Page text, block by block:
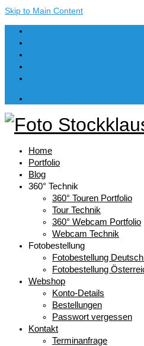
Skip to Main Content
Home
Portfolio
Blog
360° Technik
360° Touren Portfolio
Tour Technik
360° Webcam Portfolio
Webcam Technik
Fotobestellung
Fotobestellung
Fotobestellung
Webshop
Konto-Details
Bestellungen
Passwort vergessen
Kontakt
Terminanfrage